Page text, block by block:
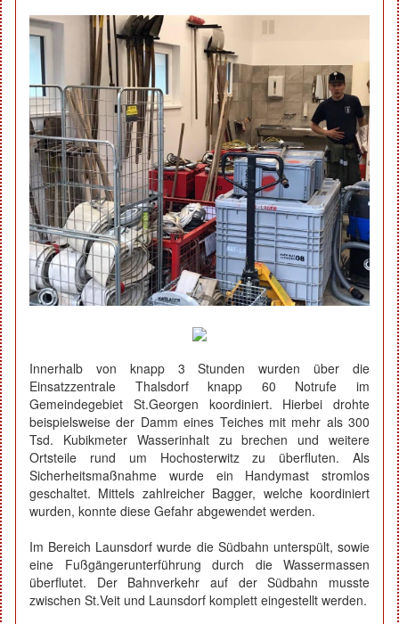
Innerhalb von knapp 3 Stunden wurden über die
Einsatzzentrale Thalsdorf knapp 60 Notrufe im
Gemeindegebiet St.Georgen koordiniert. Hierbei drohte
beispielsweise der Damm eines Teiches mit mehr als 300
Tsd. Kubikmeter Wasserinhalt zu brechen und weitere
Ortsteile rund um Hochosterwitz zu überfluten. Als
Sicherheitsmaßnahme wurde ein Handymast stromlos
geschaltet. Mittels zahlreicher Bagger, welche koordiniert
wurden, konnte diese Gefahr abgewendet werden.
Im Bereich Launsdorf wurde die Südbahn unterspült, sowie
eine Fußgängerunterführung durch die Wassermassen
überflutet. Der Bahnverkehr auf der Südbahn musste
zwischen St.Veit und Launsdorf komplett eingestellt werden.